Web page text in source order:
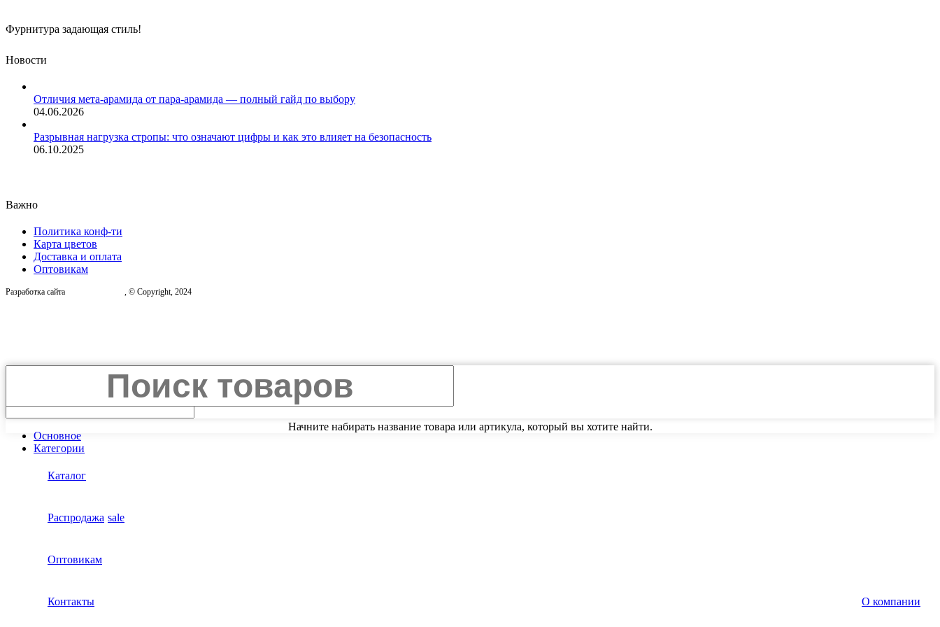
Фурнитура задающая стиль!
Новости
Отличия мета-арамида от пара-арамида — полный гайд по выбору
04.06.2026
Разрывная нагрузка стропы: что означают цифры и как это влияет на безопасность
06.10.2025
Важно
Политика конф-ти
Карта цветов
Доставка и оплата
Оптовикам
Разработка сайта , © Copyright, 2024
Начните набирать название товара или артикула, который вы хотите найти.
Search
Основное
Категории
Каталог
Распродажа sale
Оптовикам
Контакты О компании